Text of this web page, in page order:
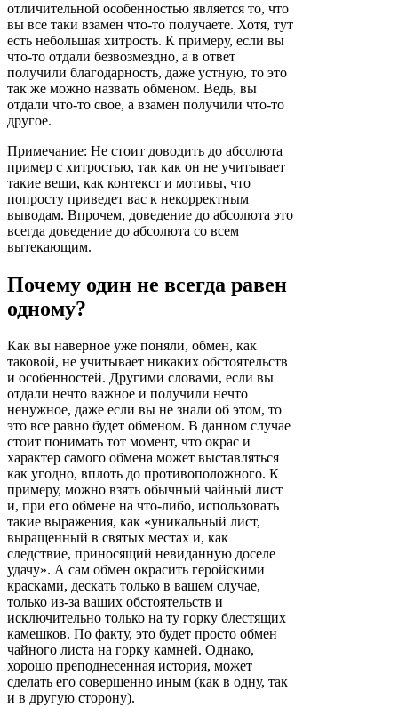
отличительной особенностью является то, что
вы все таки взамен что-то получаете. Хотя, тут
есть небольшая хитрость. К примеру, если вы
что-то отдали безвозмездно, а в ответ
получили благодарность, даже устную, то это
так же можно назвать обменом. Ведь, вы
отдали что-то свое, а взамен получили что-то
другое.
Примечание: Не стоит доводить до абсолюта
пример с хитростью, так как он не учитывает
такие вещи, как контекст и мотивы, что
попросту приведет вас к некорректным
выводам. Впрочем, доведение до абсолюта это
всегда доведение до абсолюта со всем
вытекающим.
Почему один не всегда равен
одному?
Как вы наверное уже поняли, обмен, как
таковой, не учитывает никаких обстоятельств
и особенностей. Другими словами, если вы
отдали нечто важное и получили нечто
ненужное, даже если вы не знали об этом, то
это все равно будет обменом. В данном случае
стоит понимать тот момент, что окрас и
характер самого обмена может выставляться
как угодно, вплоть до противоположного. К
примеру, можно взять обычный чайный лист
и, при его обмене на что-либо, использовать
такие выражения, как «уникальный лист,
выращенный в святых местах и, как
следствие, приносящий невиданную доселе
удачу». А сам обмен окрасить геройскими
красками, дескать только в вашем случае,
только из-за ваших обстоятельств и
исключительно только на ту горку блестящих
камешков. По факту, это будет просто обмен
чайного листа на горку камней. Однако,
хорошо преподнесенная история, может
сделать его совершенно иным (как в одну, так
и в другую сторону).